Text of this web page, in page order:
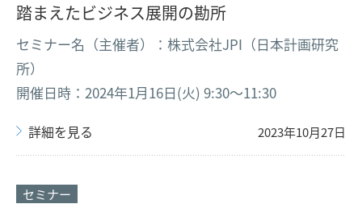
踏まえたビジネス展開の勘所
セミナー名（主催者）：株式会社JPI（日本計画研究
所）
開催日時：2024年1月16日(火) 9:30〜11:30
詳細を見る 2023年10月27日
セミナー